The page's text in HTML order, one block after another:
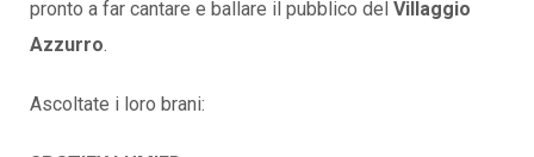
pronto a far cantare e ballare il pubblico del Villaggio
Azzurro
Ascoltate i loro brani: